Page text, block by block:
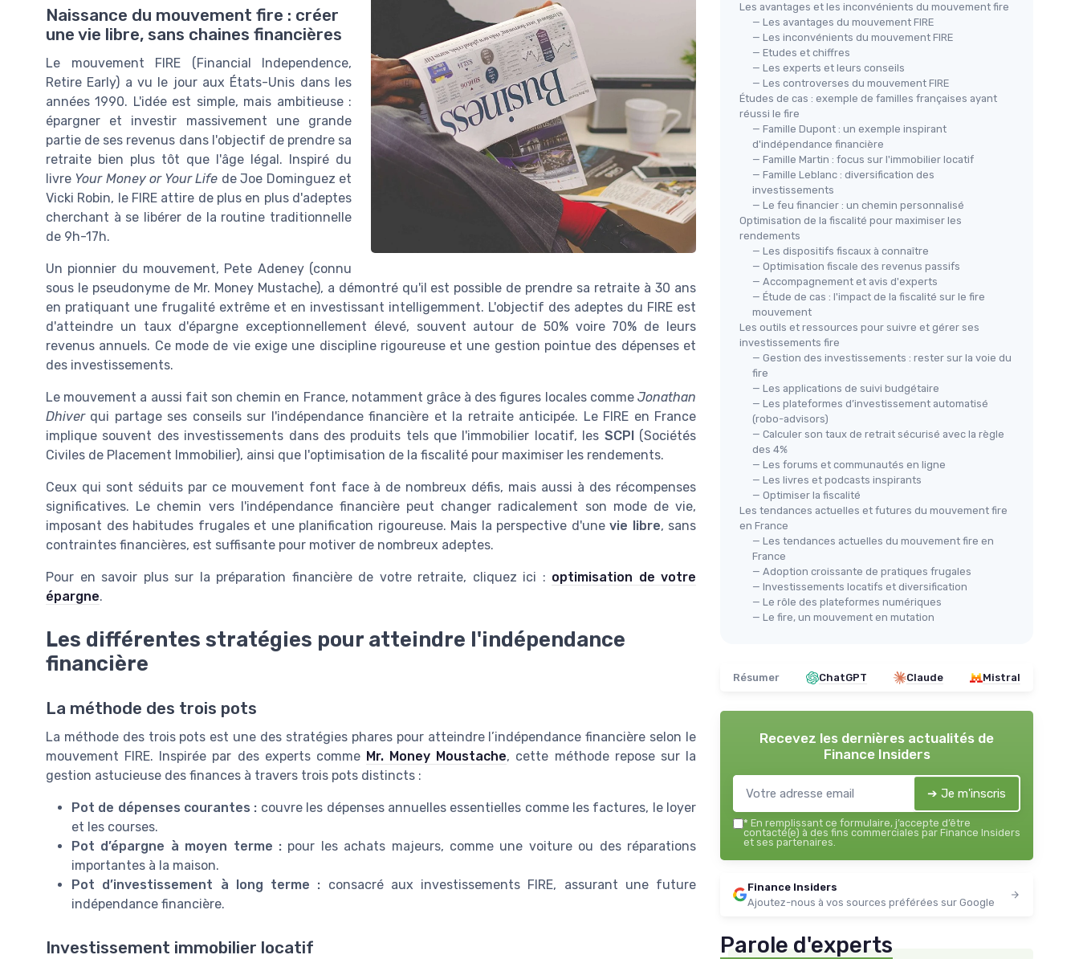
Naissance du mouvement fire : créer
une vie libre, sans chaines financières
Le mouvement FIRE (Financial Independence,
Retire Early) a vu le jour aux États-Unis dans les
années 1990. L'idée est simple, mais ambitieuse :
épargner et investir massivement une grande
partie de ses revenus dans l'objectif de prendre sa
retraite bien plus tôt que l'âge légal. Inspiré du
livre Your Money or Your Life de Joe Dominguez et
Vicki Robin, le FIRE attire de plus en plus d'adeptes
cherchant à se libérer de la routine traditionnelle
de 9h-17h.
Un pionnier du mouvement, Pete Adeney (connu
sous le pseudonyme de Mr. Money Mustache), a démontré qu'il est possible de prendre sa retraite à 30 ans
en pratiquant une frugalité extrême et en investissant intelligemment. L'objectif des adeptes du FIRE est
d'atteindre un taux d'épargne exceptionnellement élevé, souvent autour de 50% voire 70% de leurs
revenus annuels. Ce mode de vie exige une discipline rigoureuse et une gestion pointue des dépenses et
des investissements.
Le mouvement a aussi fait son chemin en France, notamment grâce à des figures locales comme Jonathan
Dhiverqui partage ses conseils sur l'indépendance financière et la retraite anticipée. Le FIRE en France
implique souvent des investissements dans des produits tels que l'immobilier locatif, les SCPI(Sociétés
Civiles de Placement Immobilier), ainsi que l'optimisation de la fiscalité pour maximiser les rendements.
Ceux qui sont séduits par ce mouvement font face à de nombreux défis, mais aussi à des récompenses
significatives. Le chemin vers l'indépendance financière peut changer radicalement son mode de vie,
imposant des habitudes frugales et une planification rigoureuse. Mais la perspective d'une vie libre, sans
contraintes financières, est suffisante pour motiver de nombreux adeptes.
Pour en savoir plus sur la préparation financière de votre retraite, cliquez ici : optimisation de votre
épargne.
Les différentes stratégies pour atteindre l'indépendance
financière
La méthode des trois pots
La méthode des trois pots est une des stratégies phares pour atteindre l’indépendance financière selon le
mouvement FIRE. Inspirée par des experts comme Mr. Money Moustache, cette méthode repose sur la
gestion astucieuse des finances à travers trois pots distincts :
Pot de dépenses courantes : couvre les dépenses annuelles essentielles comme les factures, le loyer
et les courses.
Pot d’épargne à moyen terme : pour les achats majeurs, comme une voiture ou des réparations
importantes à la maison.
Pot d’investissement à long terme : consacré aux investissements FIRE, assurant une future
indépendance financière.
Investissement immobilier locatif
Les avantages et les inconvénients du mouvement fire
— Les avantages du mouvement FIRE
— Les inconvénients du mouvement FIRE
— Etudes et chiffres
— Les experts et leurs conseils
— Les controverses du mouvement FIRE
Études de cas : exemple de familles françaises ayant
réussi le fire
— Famille Dupont : un exemple inspirant
d'indépendance financière
— Famille Martin : focus sur l'immobilier locatif
— Famille Leblanc : diversification des
investissements
— Le feu financier : un chemin personnalisé
Optimisation de la fiscalité pour maximiser les
rendements
— Les dispositifs fiscaux à connaître
— Optimisation fiscale des revenus passifs
— Accompagnement et avis d'experts
— Étude de cas : l'impact de la fiscalité sur le fire
mouvement
Les outils et ressources pour suivre et gérer ses
investissements fire
— Gestion des investissements : rester sur la voie du
fire
— Les applications de suivi budgétaire
— Les plateformes d’investissement automatisé
(robo-advisors)
— Calculer son taux de retrait sécurisé avec la règle
des 4%
— Les forums et communautés en ligne
— Les livres et podcasts inspirants
— Optimiser la fiscalité
Les tendances actuelles et futures du mouvement fire
en France
— Les tendances actuelles du mouvement fire en
France
— Adoption croissante de pratiques frugales
— Investissements locatifs et diversification
— Le rôle des plateformes numériques
— Le fire, un mouvement en mutation
Résumer ChatGPT Claude Mistral
Recevez les dernières actualités de
Finance Insiders
➔ Je m'inscris
* En remplissant ce formulaire, j’accepte d’être
contacté(e) à des fins commerciales par Finance Insiders
et ses partenaires.
Finance Insiders
Ajoutez-nous à vos sources préférées sur Google
Parole d'experts